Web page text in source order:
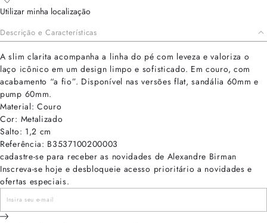
Utilizar minha localização
Descrição e Características
A slim clarita acompanha a linha do pé com leveza e valoriza o
laço icônico em um design limpo e sofisticado. Em couro, com
acabamento “a fio”. Disponível nas versões flat, sandália 60mm e
pump 60mm.
Material: Couro
Cor: Metalizado
Salto: 1,2 cm
Referência: B3537100200003
cadastre-se para receber as novidades de Alexandre Birman
Inscreva-se hoje e desbloqueie acesso prioritário a novidades e
ofertas especiais.